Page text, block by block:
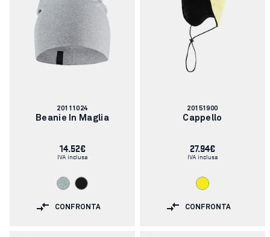
Codice
articolo:
20111024
Beanie In Maglia
14.52€
IVA inclusa
CONFRONTA
Codice
articolo:
20151900
Cappello
27.94€
IVA inclusa
CONFRONTA